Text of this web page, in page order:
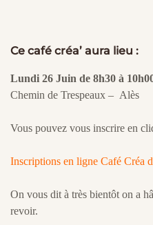
Ce café créa’ aura lieu :
Lundi 26 Juin de 8h30 à
Chemin de Trespeaux – Alès
Vous pouvez vous inscrire en
Inscriptions en ligne Café Créa
On vous dit à très bientôt on a
revoir.